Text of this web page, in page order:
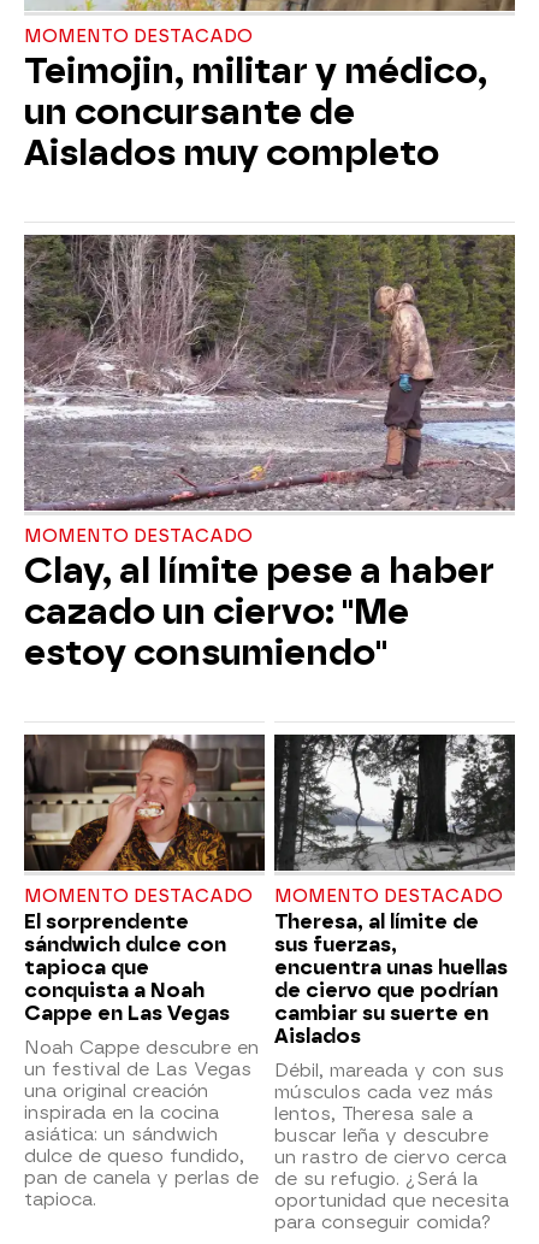
MOMENTO DESTACADO
Teimojin, militar y médico,
un concursante de
Aislados muy completo
MOMENTO DESTACADO
Clay, al límite pese a haber
cazado un ciervo: "Me
estoy consumiendo"
MOMENTO DESTACADO
El sorprendente
sándwich dulce con
tapioca que
conquista a Noah
Cappe en Las Vegas
Noah Cappe descubre en
un festival de Las Vegas
una original creación
inspirada en la cocina
asiática: un sándwich
dulce de queso fundido,
pan de canela y perlas de
tapioca.
MOMENTO DESTACADO
Theresa, al límite de
sus fuerzas,
encuentra unas huellas
de ciervo que podrían
cambiar su suerte en
Aislados
Débil, mareada y con sus
músculos cada vez más
lentos, Theresa sale a
buscar leña y descubre
un rastro de ciervo cerca
de su refugio. ¿Será la
oportunidad que necesita
para conseguir comida?